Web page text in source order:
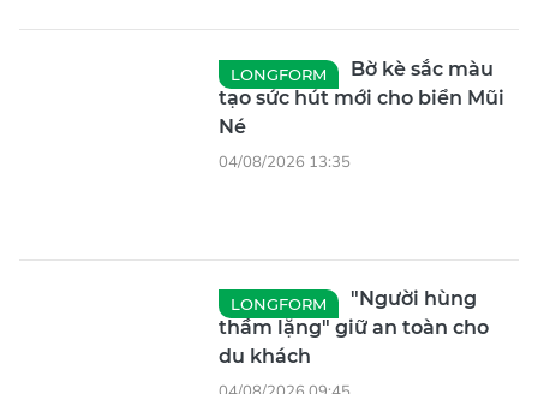
LONGFORM
Bờ kè sắc màu
tạo sức hút mới cho biển Mũi
Né
04/08/2026 13:35
LONGFORM
"Người hùng
thầm lặng" giữ an toàn cho
du khách
04/08/2026 09:45